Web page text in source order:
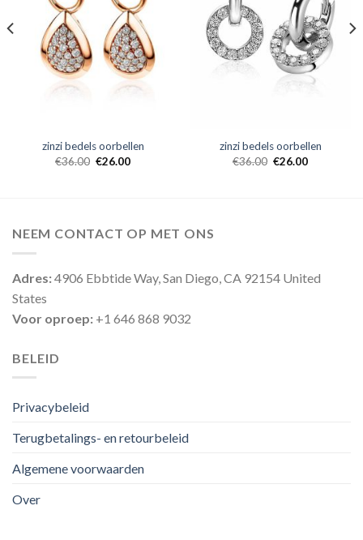
zinzi bedels oorbellen
€36.00 €26.00
zinzi bedels oorbellen
€36.00 €26.00
NEEM CONTACT OP MET ONS
Adres:4906 Ebbtide Way, San Diego, CA 92154 United
States
Voor oproep: +1 646 868 9032
BELEID
Privacybeleid
Terugbetalings- en retourbeleid
Algemene voorwaarden
Over